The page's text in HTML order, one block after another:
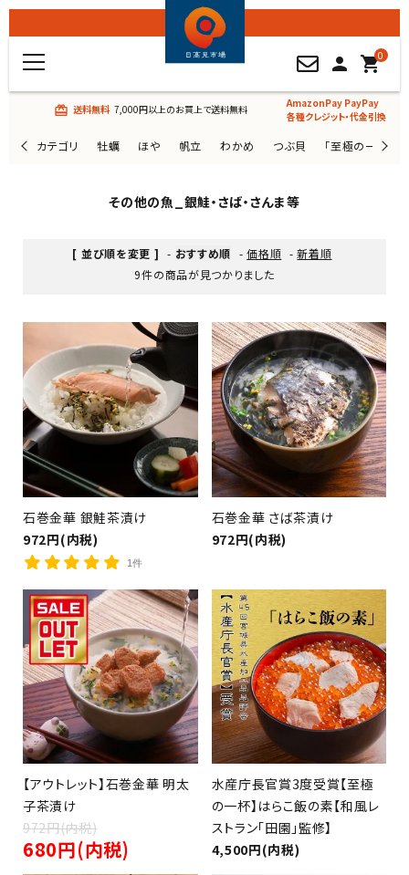
person 0
shopping_cart
card_giftcard 送料無料 7,000円以上のお買上で送料無料
AmazonPay PayPay
各種クレジット・代金引換
カテゴリ 牡蠣 ほや 帆立 わかめ つぶ貝 「至極の一杯」
（銀鮭・さば・さんま等）
その他の魚_銀鮭・さば・さんま等
[ 並び順を変更 ] - おすすめ順 -価格順 -新着順
9件の商品が見つかりました
石巻金華 銀鮭茶漬け
972円(内税)
1件
石巻金華 さば茶漬け
972円(内税)
【アウトレット】石巻金華 明太
子茶漬け
972円(内税)
680円(内税)
水産庁長官賞3度受賞【至極
の一杯】はらこ飯の素【和風レ
ストラン「田園」監修】
4,500円(内税)